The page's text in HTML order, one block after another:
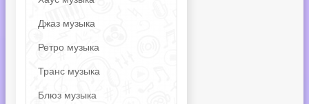
Джаз музыка
Ретро музыка
Транс музыка
Блюз музыка